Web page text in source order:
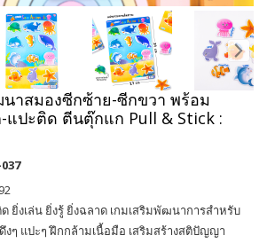
าสมองซีกซ้าย-ซีกขวา พร้อม
แปะติด ตีนตุ๊กแก Pull & Stick :
ยิ่งเล่น ยิ่งรู้ ยิ่งฉลาด เกมเสริมพัฒนาการสำหรับ
งๆ แปะๆ ฝึกกล้ามเนื้อมือ เสริมสร้างสติปัญญา